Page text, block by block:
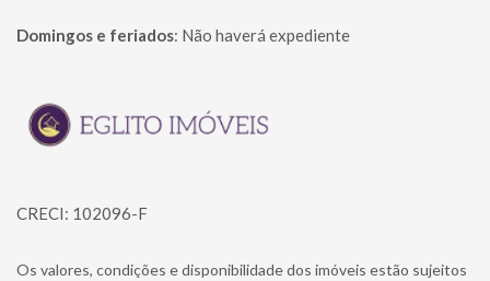
Domingos e feriados: Não haverá expediente
Página inicial
CRECI: 102096-F
Os valores, condições e disponibilidade dos imóveis estão sujeitos